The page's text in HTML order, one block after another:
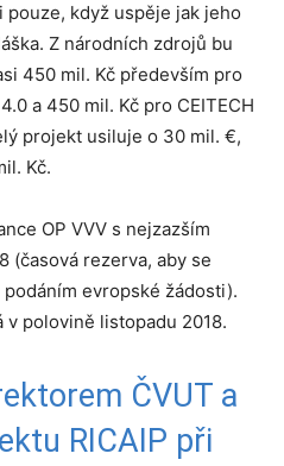
když uspěje jak jeho
Z národních zdrojů bu
450 mil. Kč především pro
a 450 mil. Kč pro CEITECH
projekt usiluje o 30 mil. €,
Kč.
OP VVV s nejzazším
(časová rezerva, aby se
evropské žádosti).
v polovině listopadu 2018.
ČVUT a
RICAIP při